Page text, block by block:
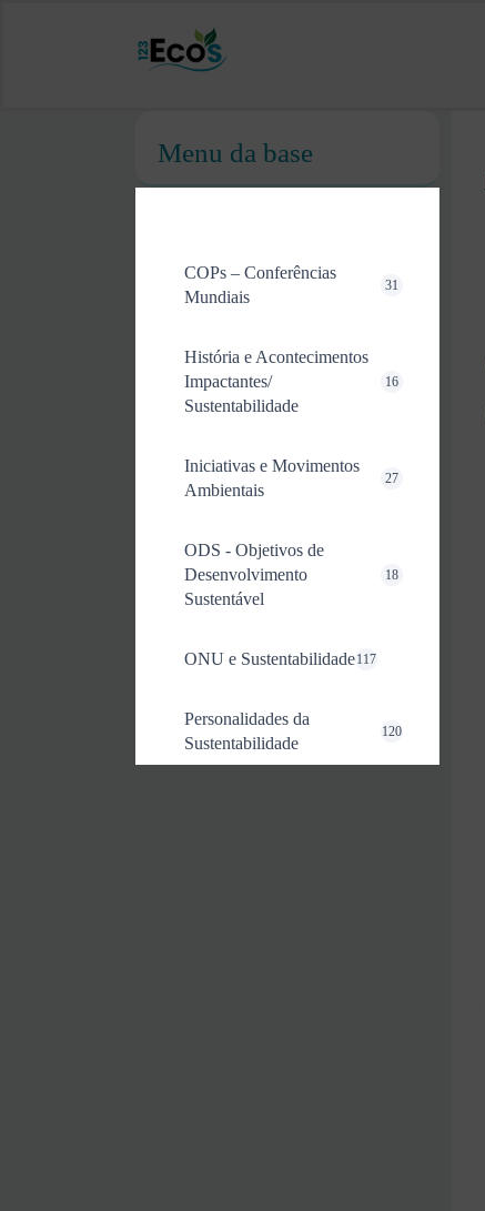
Menu da base
COPs – Conferências
Mundiais
31
História e Acontecimentos
Impactantes/
Sustentabilidade
16
Iniciativas e Movimentos
Ambientais
27
ODS - Objetivos de
Desenvolvimento
Sustentável
18
ONU e Sustentabilidade117
Personalidades da
Sustentabilidade
120